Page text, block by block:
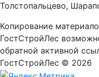
Толстопальцево,
Копирование
ГостСтройЛес
обратной активной
ГостСтройЛес © 2026